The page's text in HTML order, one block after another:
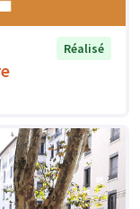
Réalisé